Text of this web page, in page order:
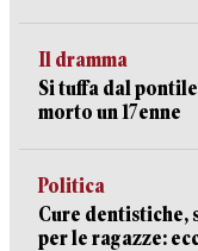
Il dramma
Si tuffa dal
morto un 17enne
Politica
Cure dentistiche,
per le ragazze: